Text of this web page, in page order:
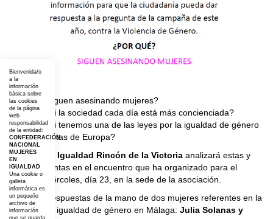
¿Por qué siguen asesinando mujeres?
¿Por qué, si la sociedad cada día está más concienciada?
¿Por qué, si tenemos una de las leyes por la igualdad de género
más completas de Europa?
Mujeres en Igualdad Rincón de la Victoria analizará estas y
otras preguntas en el encuentro que ha organizado para el
próximo miércoles, día 23, en la sede de la asociación.
Buscarán respuestas de la mano de dos mujeres referentes en la
lucha por la igualdad de género en Málaga: Julia Solanas y
Bienvenida/o
a la
información
básica sobre
las cookies
de la página
web
responsabilidad
de la entidad:
CONFEDERACIÓN
NACIONAL
MUJERES
EN
IGUALDAD
Una cookie o
galleta
informática es
un pequeño
archivo de
información
que se guarda